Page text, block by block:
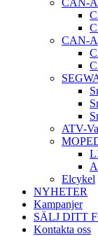
CAN-
CAN-
ATV-
Elcykel
NYHETER
Kampanjer
SÄLJ DITT
Kontakta oss